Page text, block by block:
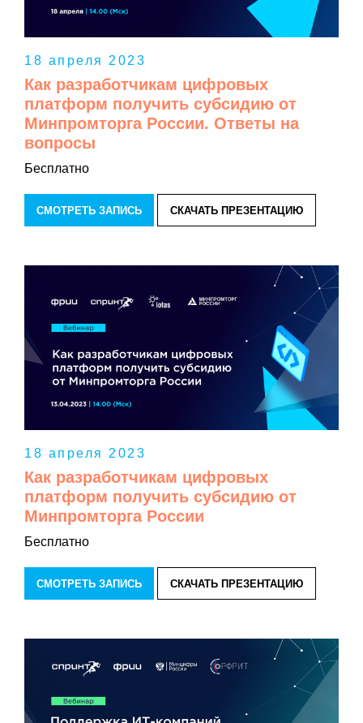
18 апреля 2023
Как разработчикам цифровых
платформ получить субсидию от
Минпромторга России. Ответы на
вопросы
Бесплатно
СМОТРЕТЬ ЗАПИСЬ СКАЧАТЬ ПРЕЗЕНТАЦИЮ
18 апреля 2023
Как разработчикам цифровых
платформ получить субсидию от
Минпромторга России
Бесплатно
СМОТРЕТЬ ЗАПИСЬ СКАЧАТЬ ПРЕЗЕНТАЦИЮ